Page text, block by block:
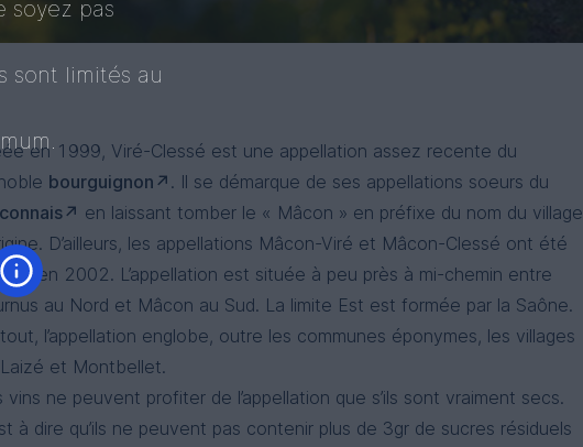
en 1999, Viré-Clessé est une appellation assez recente du
bourguignon
. Il se démarque de ses appellations soeurs du
en laissant tomber le « Mâcon » en préfixe du nom du village
D’ailleurs, les appellations Mâcon-Viré et Mâcon-Clessé ont été
en 2002. L’appellation est située à peu près à mi-chemin entre
au Nord et Mâcon au Sud. La limite Est est formée par la Saône.
l’appellation englobe, outre les communes éponymes, les villages
et Montbellet.
vins ne peuvent profiter de l’appellation que s’ils sont vraiment secs.
à dire qu’ils ne peuvent pas contenir plus de 3gr de sucres résiduels
soyez pas
sont limités au